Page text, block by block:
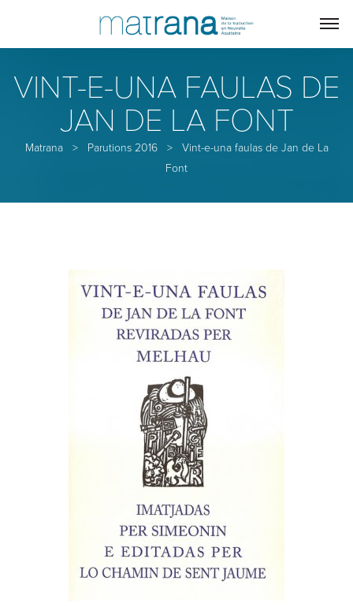
VINT-E-UNA FAULAS DE
JAN DE LA FONT
Matrana> Parutions 2016 >
Vint-e-una faulas de Jan de La
Font